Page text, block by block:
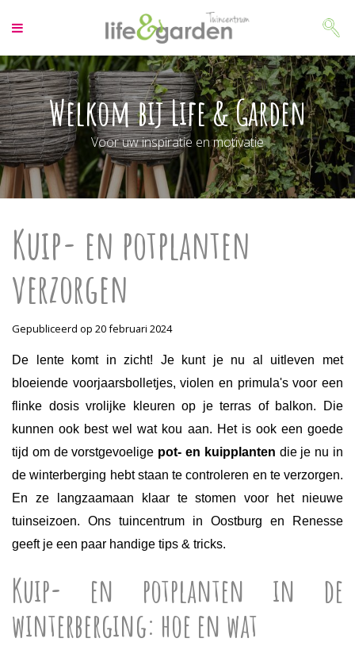
a
a
r
c
o
n
t
e
n
Welkom bij Life & Garden
Voor uw inspiratie en motivatie
Kuip- en potplanten
verzorgen
Gepubliceerd op 20 februari 2024
De lente komt in zicht! Je kunt je nu al uitleven met
bloeiende voorjaarsbolletjes, violen en primula's voor een
flinke dosis vrolijke kleuren op je terras of balkon. Die
kunnen ook best wel wat kou aan. Het is ook een goede
tijd om de vorstgevoelige pot- en kuipplanten die je nu in
de winterberging hebt staan te controleren en te verzorgen.
En ze langzaamaan klaar te stomen voor het nieuwe
tuinseizoen. Ons tuincentrum in Oostburg en Renesse
geeft je een paar handige tips & tricks.
Kuip- en potplanten in de
winterberging: hoe en wat